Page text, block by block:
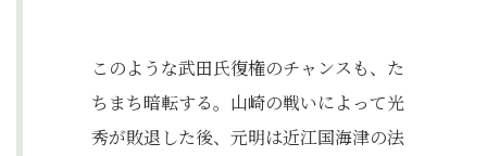
このような武田氏復権のチャンスも、た
ちまち暗転する。山崎の戦いによって光
秀が敗退した後、元明は近江国海津の法